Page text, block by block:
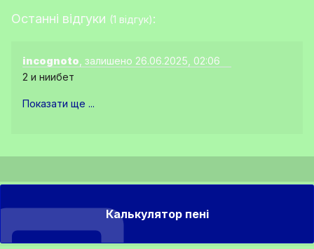
Останні відгуки (1 відгук):
incognoto , залишено 26.06.2025, 02:06
2 и ниибет
Показати ще ...
Калькулятор пені